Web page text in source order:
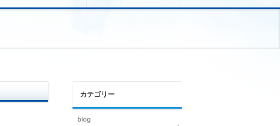
カテゴリー
blog